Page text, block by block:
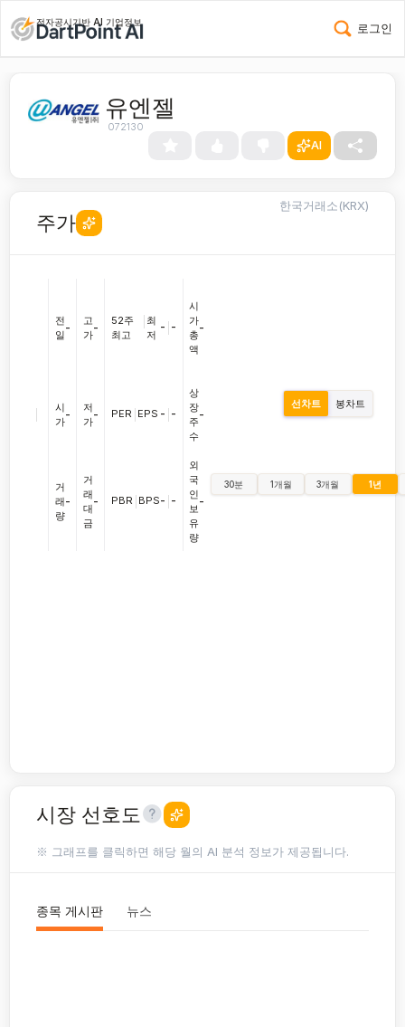
전자공시기반 AI 기업정보 로그인
유엔젤
072130
AI
주가
한국거래소(KRX)
전
일
-
시
가
-
거
래
량
-
고
가
-
저
가
-
거
래
대
금
-
52주
최고
최
저
- -
PER EPS - -
PBR BPS- -
시
가
총
액
-
상
장
주
수
-
외
국
인
보
유
량
-
선차트 봉차트
30분 1개월 3개월 1년
시장 선호도
※ 그래프를 클릭하면 해당 월의 AI 분석 정보가 제공됩니다.
종목 게시판 뉴스